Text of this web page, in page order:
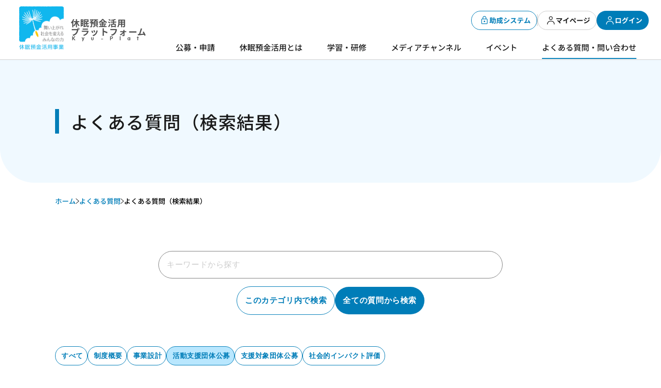
休眠預金活用
プラットフォーム
Kyu-Plat
助成システム マイページ ログイン
公募・申請 休眠預金活用とは 学習・研修 メディアチャンネル イベント よくある質問・問い合わせ
よくある質問（検索結果）
ホーム よくある質問 よくある質問（検索結果）
このカテゴリ内で検索 全ての質問から検索
すべて 制度概要 事業設計 活動支援団体公募 支援対象団体公募 社会的インパクト評価